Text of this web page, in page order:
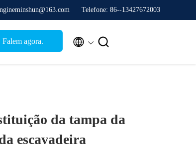
Telefone: 86--13427672003
Falem agora.  
da tampa da
escavadeira